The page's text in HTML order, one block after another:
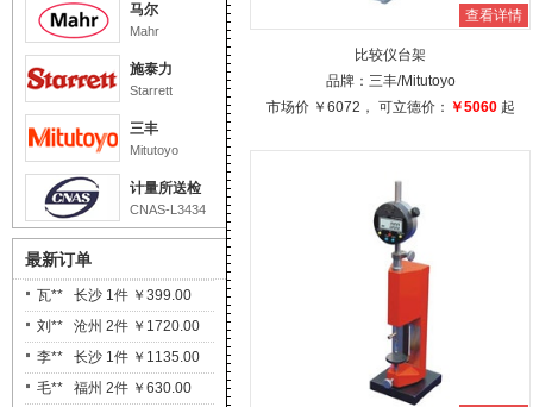
马尔
Mahr
施泰力
Starrett
三丰
Mitutoyo
计量所送检
CNAS-L3434
最新订单
瓦** 长沙 1件 ￥399.00
刘** 沧州 2件 ￥1720.00
李** 长沙 1件 ￥1135.00
毛** 福州 2件 ￥630.00
查看详情
比较仪台架
品牌： 三丰/Mitutoyo
市场价 ￥6072 ， 可立德价： ￥5060起